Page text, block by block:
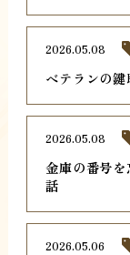
ベテランの
2026.05.08
金庫の番号
話
2026.05.08
2026.05.06